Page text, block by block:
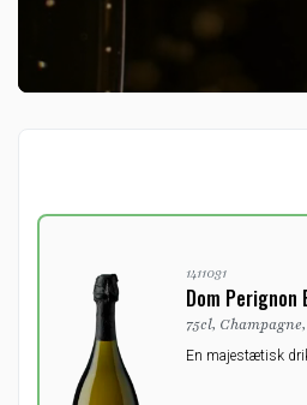
1411031
Dom Perignon
75cl,
En majestætisk